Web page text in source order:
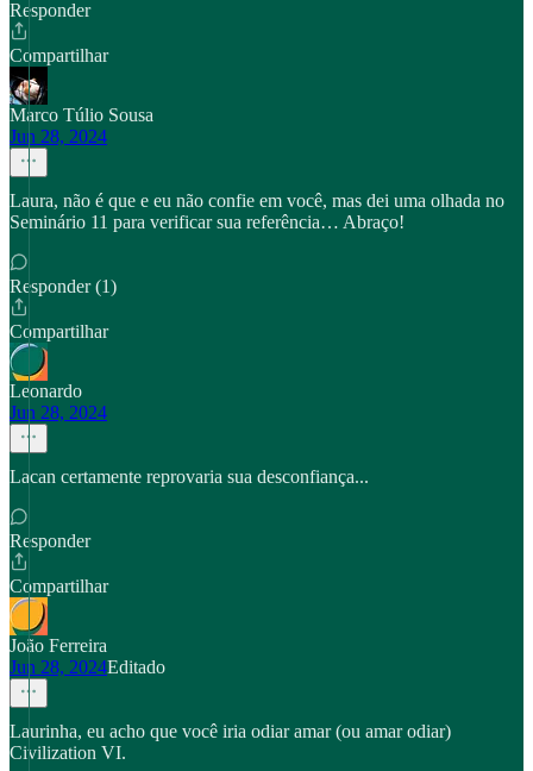
Responder
Compartilhar
Marco Túlio Sousa
Jun 28, 2024
Laura, não é que e eu não confie em você, mas dei uma olhada no
Seminário 11 para verificar sua referência… Abraço!
Responder (1)
Compartilhar
Leonardo
Jun 28, 2024
Lacan certamente reprovaria sua desconfiança...
Responder
Compartilhar
João Ferreira
Jun 28, 2024Editado
Laurinha, eu acho que você iria odiar amar (ou amar odiar)
Civilization VI.